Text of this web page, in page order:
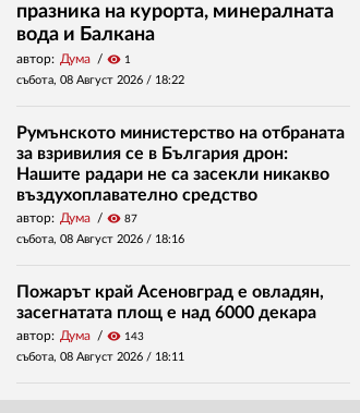
празника на курорта, минералната
вода и Балкана
автор: Дума visibility 1
събота, 08 Август 2026 / 18:22
Румънското министерство на отбраната
за взривилия се в България дрон:
Нашите радари не са засекли никакво
въздухоплавателно средство
автор: Дума visibility 87
събота, 08 Август 2026 / 18:16
Пожарът край Асеновград е овладян,
засегнатата площ е над 6000 декара
автор: Дума visibility 143
събота, 08 Август 2026 / 18:11